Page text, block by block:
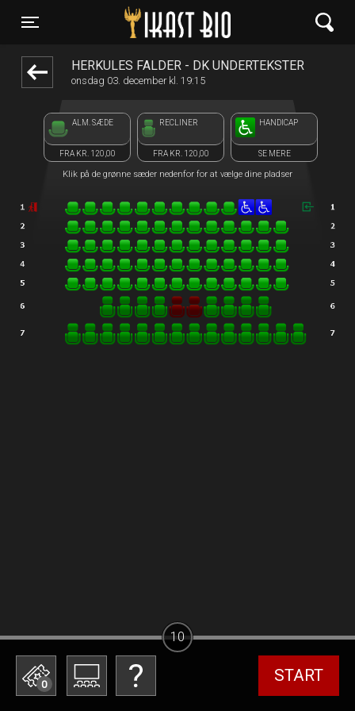
Toggle navigation
Ikast Bio
HERKULES FALDER - DK UNDERTEKSTER
onsdag 03. december kl. 19:15
ALM. SÆDE
FRA KR. 120,00
RECLINER
FRA KR. 120,00
HANDICAP
SE MERE
Klik på de grønne sæder nedenfor for at vælge dine pladser
0 START
10
1step-front02 073127